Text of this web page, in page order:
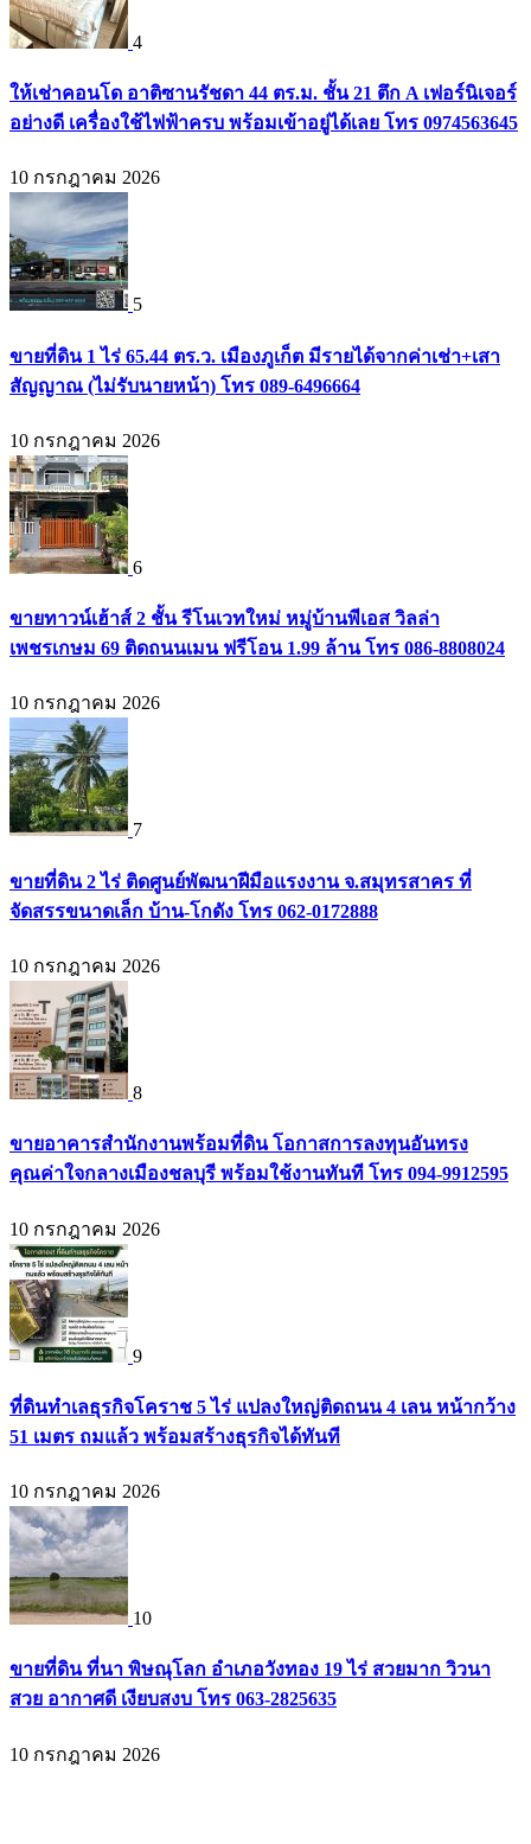
4
ให้เช่าคอนโด อาติซานรัชดา 44 ตร.ม. ชั้น 21 ตึก A เฟอร์นิเจอร์
อย่างดี เครื่องใช้ไฟฟ้าครบ พร้อมเข้าอยู่ได้เลย โทร 0974563645
10 กรกฎาคม 2026
5
ขายที่ดิน 1 ไร่ 65.44 ตร.ว. เมืองภูเก็ต มีรายได้จากค่าเช่า+เสา
สัญญาณ (ไม่รับนายหน้า) โทร 089-6496664
10 กรกฎาคม 2026
6
ขายทาวน์เฮ้าส์ 2 ชั้น รีโนเวทใหม่ หมู่บ้านพีเอส วิลล่า
เพชรเกษม 69 ติดถนนเมน ฟรีโอน 1.99 ล้าน โทร 086-8808024
10 กรกฎาคม 2026
7
ขายที่ดิน 2 ไร่ ติดศูนย์พัฒนาฝีมือแรงงาน จ.สมุทรสาคร ที่
จัดสรรขนาดเล็ก บ้าน-โกดัง โทร 062-0172888
10 กรกฎาคม 2026
8
ขายอาคารสำนักงานพร้อมที่ดิน โอกาสการลงทุนอันทรง
คุณค่าใจกลางเมืองชลบุรี พร้อมใช้งานทันที โทร 094-9912595
10 กรกฎาคม 2026
9
ที่ดินทำเลธุรกิจโคราช 5 ไร่ แปลงใหญ่ติดถนน 4 เลน หน้ากว้าง
51 เมตร ถมแล้ว พร้อมสร้างธุรกิจได้ทันที
10 กรกฎาคม 2026
10
ขายที่ดิน ที่นา พิษณุโลก อำเภอวังทอง 19 ไร่ สวยมาก วิวนา
สวย อากาศดี เงียบสงบ โทร 063-2825635
10 กรกฎาคม 2026